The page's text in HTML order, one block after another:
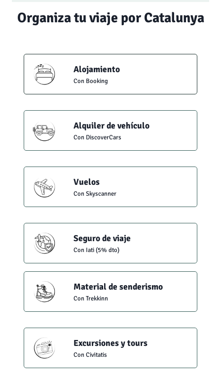
Organiza tu viaje por Catalunya
Alojamiento
Con Booking
Alquiler de vehículo
Con DiscoverCars
Vuelos
Con Skyscanner
Seguro de viaje
Con Iati (5% dto)
Material de senderismo
Con Trekkinn
Excursiones y tours
Con Civitatis